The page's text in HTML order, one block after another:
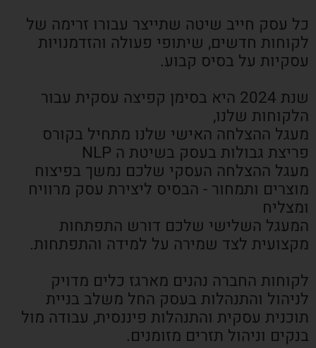
כל עסק חייב שיטה שתייצר עבורו זרימה של
לקוחות חדשים, שיתופי פעולה והזדמנויות
עסקיות על בסיס קבוע.
שנת 2024 היא בסימן קפיצה עסקית עבור
הלקוחות שלנו,
מעגל ההצלחה האישי שלנו מתחיל בקורס
פריצת גבולות בעסק בשיטת ה NLP
מעגל ההצלחה העסקי שלכם נמשך בפיצוח
מוצרים ותמחור - הבסיס ליצירת עסק מרוויח
ומצליח
המעגל השלישי שלכם דורש התפתחות
מקצועית לצד שמירה על למידה והתפתחות.
לקוחות החברה נהנים מארגז כלים מדויק
לניהול והתנהלות בעסק החל משלב בניית
תוכנית עסקית והתנהלות פיננסית, עבודה מול
בנקים וניהול תזרים מזומנים.